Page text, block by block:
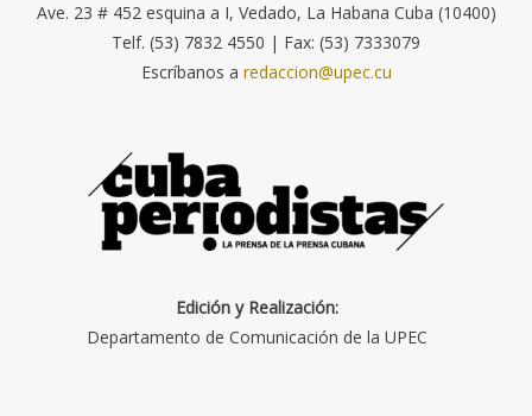
Ave. 23 # 452 esquina a I, Vedado, La Habana Cuba (10400)
Telf. (53) 7832 4550 | Fax: (53) 7333079
Escríbanos a redaccion@upec.cu
Edición y Realización:
Departamento de Comunicación de la UPEC